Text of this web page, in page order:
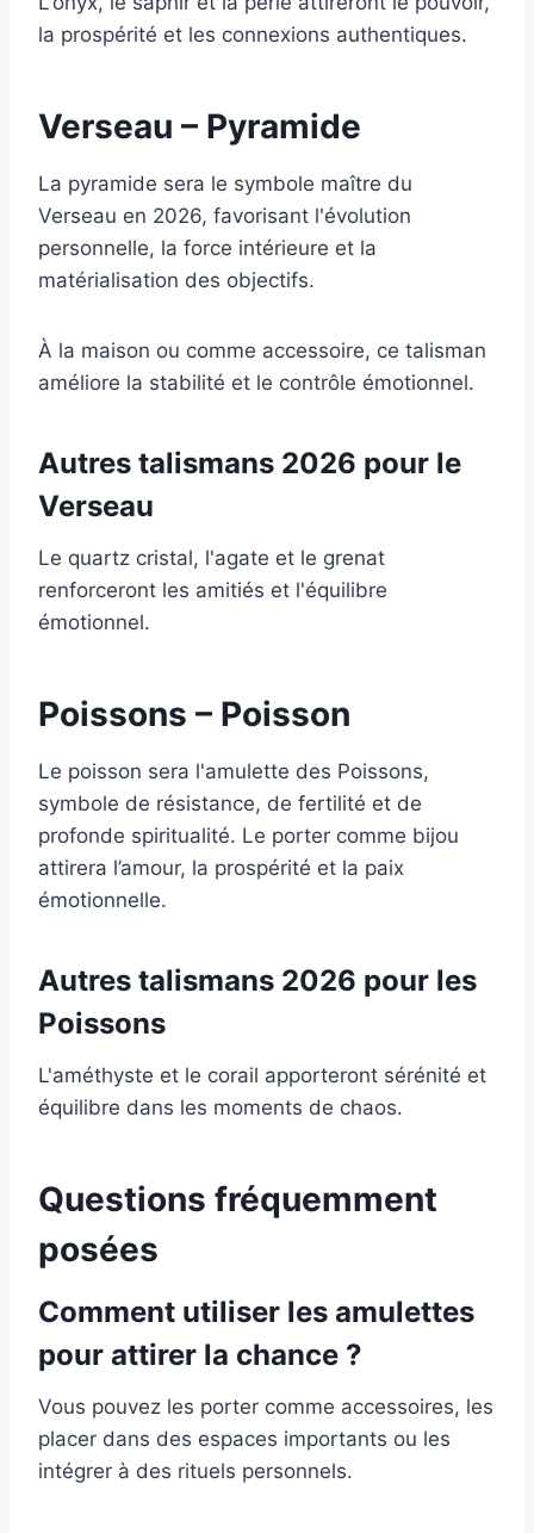
la prospérité et les connexions authentiques.
Verseau – Pyramide
La pyramide sera le symbole maître du
Verseau en 2026, favorisant l'évolution
personnelle, la force intérieure et la
matérialisation des objectifs.
À la maison ou comme accessoire, ce talisman
améliore la stabilité et le contrôle émotionnel.
Autres talismans 2026 pour le
Verseau
Le quartz cristal, l'agate et le grenat
renforceront les amitiés et l'équilibre
émotionnel.
Poissons – Poisson
Le poisson sera l'amulette des Poissons,
symbole de résistance, de fertilité et de
profonde spiritualité. Le porter comme bijou
attirera l’amour, la prospérité et la paix
émotionnelle.
Autres talismans 2026 pour les
Poissons
L'améthyste et le corail apporteront sérénité et
équilibre dans les moments de chaos.
Questions fréquemment
posées
Comment utiliser les amulettes
pour attirer la chance ?
Vous pouvez les porter comme accessoires, les
placer dans des espaces importants ou les
intégrer à des rituels personnels.